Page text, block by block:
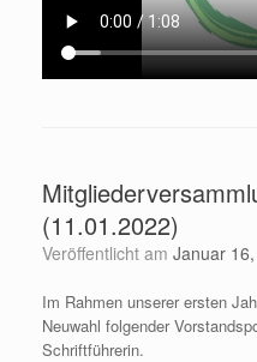
(11.01.2022)
Veröffentlicht am Januar
Im Rahmen unserer ersten
Neuwahl folgender
Schriftführerin.